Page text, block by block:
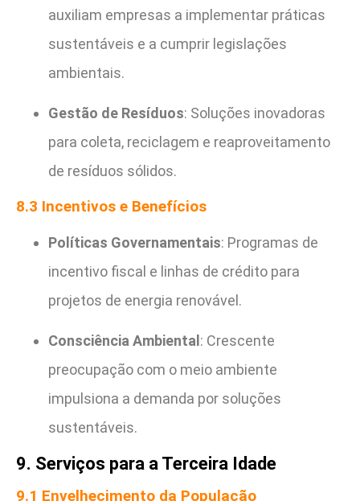
auxiliam empresas a implementar práticas
sustentáveis e a cumprir legislações
ambientais.
Gestão de Resíduos: Soluções inovadoras
para coleta, reciclagem e reaproveitamento
de resíduos sólidos.
8.3 Incentivos e Benefícios
Políticas Governamentais: Programas de
incentivo fiscal e linhas de crédito para
projetos de energia renovável.
Consciência Ambiental : Crescente
preocupação com o meio ambiente
impulsiona a demanda por soluções
sustentáveis.
9. Serviços para a Terceira Idade
9.1 Envelhecimento da População